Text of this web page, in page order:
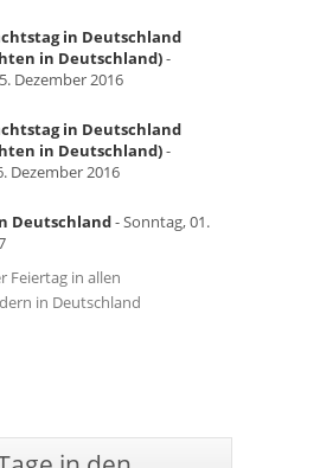
in Deutschland
in Deutschland)-
Dezember 2016
in Deutschland
in Deutschland)-
Dezember 2016
Deutschland- Sonntag, 01.
Feiertag in allen
in Deutschland